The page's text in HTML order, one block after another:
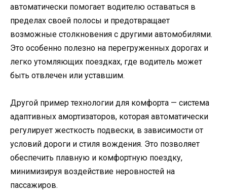
автоматически помогает водителю оставаться в
пределах своей полосы и предотвращает
возможные столкновения с другими автомобилями.
Это особенно полезно на перегруженных дорогах и
легко утомляющих поездках, где водитель может
быть отвлечен или уставшим.
Другой пример технологии для комфорта — система
адаптивных амортизаторов, которая автоматически
регулирует жесткость подвески, в зависимости от
условий дороги и стиля вождения. Это позволяет
обеспечить плавную и комфортную поездку,
минимизируя воздействие неровностей на
пассажиров.